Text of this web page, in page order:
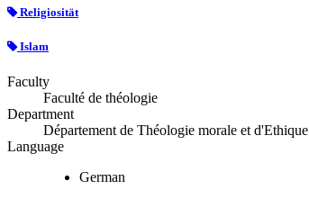
Religiosität
Islam
Faculty
Faculté de théologie
Department
Département de Théologie morale et d'Ethique
Language
German